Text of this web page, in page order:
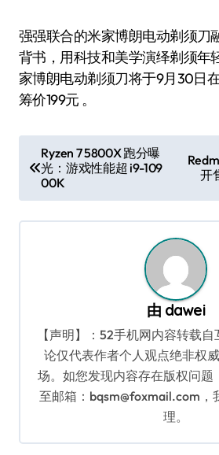
强强联合的米家博朗电动剃须刀
背书，用科技和美学演绎剃须年
家博朗电动剃须刀将于9月30日
筹价199元 。
章
导
航
Ryzen 7 5800X 跑分曝
光：游戏性能超 i9-109
00K
开
由 dawei
【声明】：52手机网内容转载
论仅代表作者个人观点绝非权
场。如您发现内容存在版权问题
至邮箱：bqsm@foxmail.com，
理。